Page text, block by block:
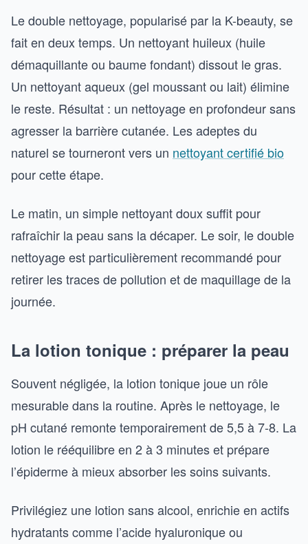
Le double nettoyage, popularisé par la K-beauty, se
fait en deux temps. Un nettoyant huileux (huile
démaquillante ou baume fondant) dissout le gras.
Un nettoyant aqueux (gel moussant ou lait) élimine
le reste. Résultat : un nettoyage en profondeur sans
agresser la barrière cutanée. Les adeptes du
naturel se tourneront vers un nettoyant certifié bio
pour cette étape.
Le matin, un simple nettoyant doux suffit pour
rafraîchir la peau sans la décaper. Le soir, le double
nettoyage est particulièrement recommandé pour
retirer les traces de pollution et de maquillage de la
journée.
La lotion tonique : préparer la peau
Souvent négligée, la lotion tonique joue un rôle
mesurable dans la routine. Après le nettoyage, le
pH cutané remonte temporairement de 5,5 à 7-8. La
lotion le rééquilibre en 2 à 3 minutes et prépare
l’épiderme à mieux absorber les soins suivants.
Privilégiez une lotion sans alcool, enrichie en actifs
hydratants comme l’acide hyaluronique ou